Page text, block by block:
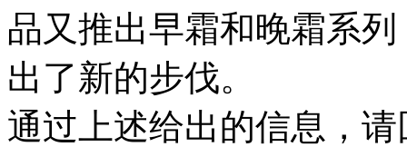
品又推出早霜和晚霜系
出了新的步伐。
通过上述给出的信息，请